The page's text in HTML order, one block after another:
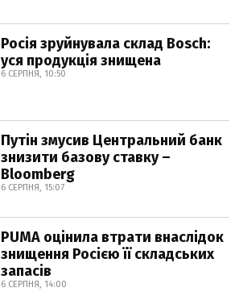
Росія зруйнувала склад Bosch:
уся продукція знищена
6 СЕРПНЯ, 10:50
Путін змусив Центральний банк
знизити базову ставку –
Bloomberg
6 СЕРПНЯ, 15:07
PUMA оцінила втрати внаслідок
знищення Росією її складських
запасів
6 СЕРПНЯ, 14:00